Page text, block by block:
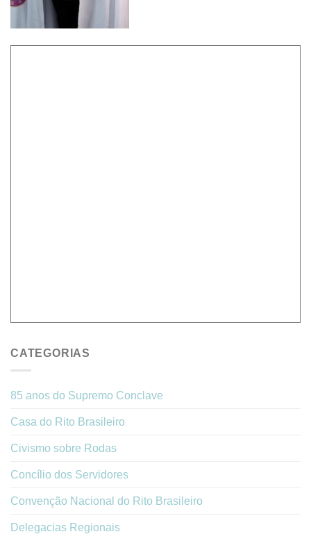
CATEGORIAS
85 anos do Supremo Conclave
Casa do Rito Brasileiro
Civismo sobre Rodas
Concílio dos Servidores
Convenção Nacional do Rito Brasileiro
Delegacias Regionais